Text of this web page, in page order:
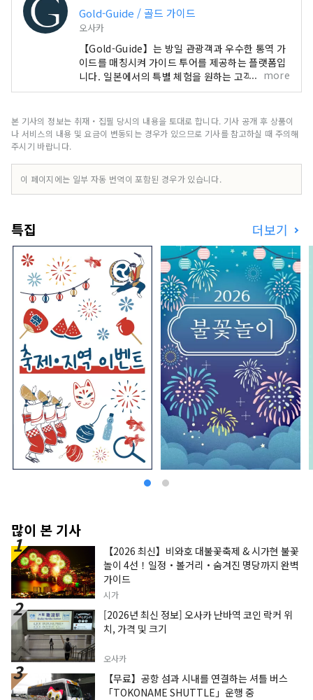
Gold-Guide / 골드 가이드
오사카
【Gold-Guide】는 방일 관광객과 우수한 통역 가
이드를 매칭시켜 가이드 투어를 제공하는 플랫폼입
니다. 일본에서의 특별 체험을 원하는 고객에게 추
억에 남는 가이드 투어를 제공합니다. 일본의 매력
more
본 기사의 정보는 취재・집필 당시의 내용을 토대로 합니다. 기사 공개 후 상품이
나 서비스의 내용 및 요금이 변동되는 경우가 있으므로 기사를 참고하실 때 주의해
주시기 바랍니다.
이 페이지에는 일부 자동 번역이 포함된 경우가 있습니다.
특집 더보기
많이 본 기사
【2026 최신】비와호 대불꽃축제 & 시가현 불꽃
놀이 4선！일정・볼거리・숨겨진 명당까지 완벽
가이드
시가
[2026년 최신 정보] 오사카 난바역 코인 락커 위
치, 가격 및 크기
오사카
【무료】공항 섬과 시내를 연결하는 셔틀 버스
「TOKONAME SHUTTLE」운행 중